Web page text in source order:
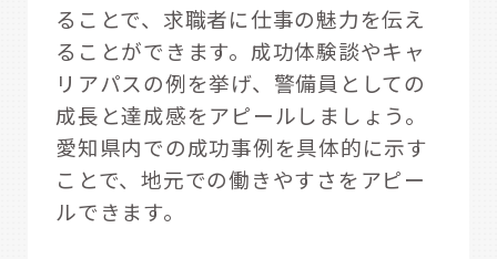
ることで、求職者に仕事の魅力を伝え
ることができます。成功体験談やキャ
リアパスの例を挙げ、警備員としての
成長と達成感をアピールしましょう。
愛知県内での成功事例を具体的に示す
ことで、地元での働きやすさをアピー
ルできます。